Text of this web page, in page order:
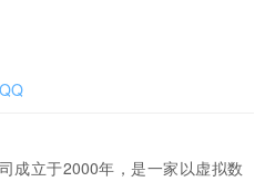
成立于2000年，是一家以虚拟数